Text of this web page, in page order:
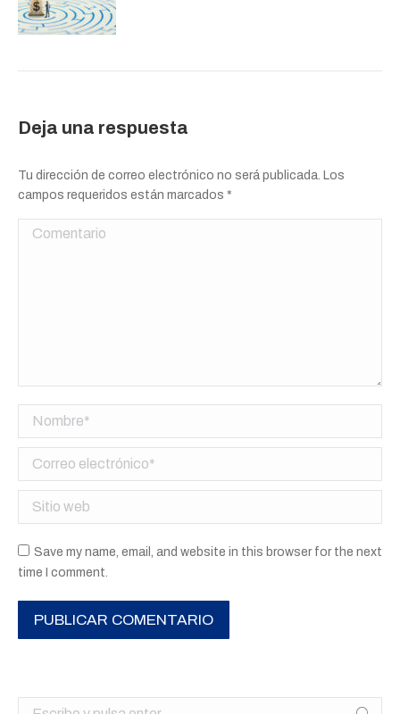
Deja una respuesta
Tu dirección de correo electrónico no será publicada. Los
campos requeridos están marcados *
Comentario
Nombre *
Correo electrónico *
Sitio web
Save my name, email, and website in this browser for the next
time I comment.
PUBLICAR COMENTARIO
Buscar: